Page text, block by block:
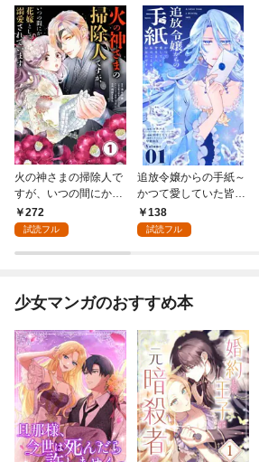
火の神さまの掃除人で
すが、いつの間にか花
嫁として溺愛されてい
ます【単話】（１）
272
試読フル
追放令嬢からの手紙～
かつて愛していた皆さ
まへ 私のことなどお忘
れですか？～【単話】
138
試読フル
少女マンガのおすすめ本